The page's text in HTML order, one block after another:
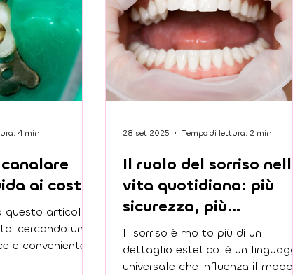
ai costi
articolo,
cercando una
e conveniente
4 min
Il ruolo del sorriso nella
vita quotidiana: più
sicurezza, più
opportunità!
Il sorriso è molto più di un
dettaglio estetico: è un linguaggio
universale che influenza il modo in
28 set 2025 Tempo di lettura: 2 min